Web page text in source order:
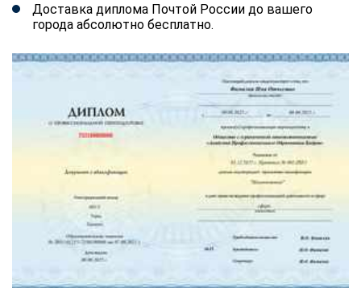
Доставка диплома Почтой России до вашего
города абсолютно бесплатно.